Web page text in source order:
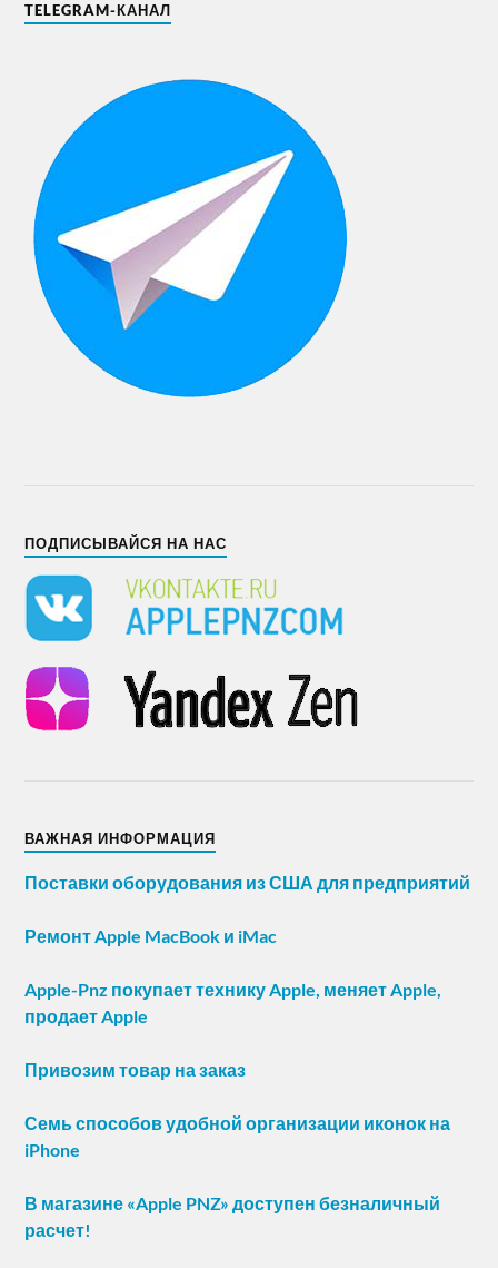
TELEGRAM-КАНАЛ
ПОДПИСЫВАЙСЯ НА НАС
ВАЖНАЯ ИНФОРМАЦИЯ
Поставки оборудования из США для предприятий
Ремонт Apple MacBook и iMac
Apple-Pnz покупает технику Apple, меняет Apple,
продает Apple
Привозим товар на заказ
Семь способов удобной организации иконок на
iPhone
В магазине «Apple PNZ» доступен безналичный
расчет!